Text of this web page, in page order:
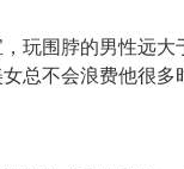
玩围脖的男性远
总不会浪费他很